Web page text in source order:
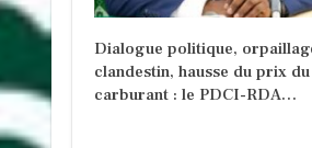
Dialogue politique,
clandestin, hausse du prix du
carburant : le PDCI-RDA…